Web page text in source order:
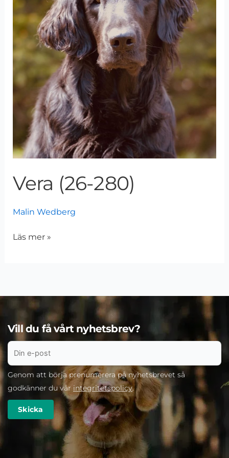
Vera (26-280)
Malin Wedberg
Läs mer »
Vill du få vårt nyhetsbrev?
Genom att börja prenumerera på nyhetsbrevet så
godkänner du vår integritetspolicy.